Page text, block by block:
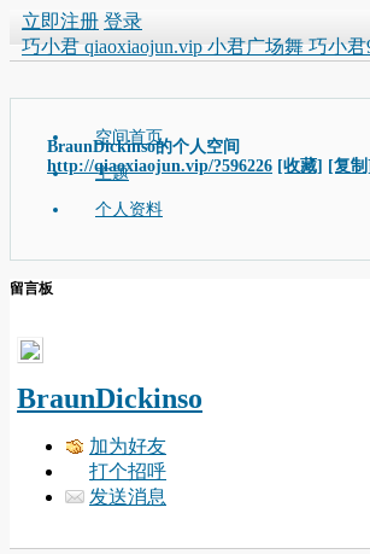
立即注册 登录
巧小君 qiaoxiaojun.vip 小君广场舞 巧小
BraunDickinso的个人空间
http://qiaoxiaojun.vip/?596226 [收藏] [复
空间首页
主题
个人资料
留言板
BraunDickinso
加为好友
打个招呼
发送消息